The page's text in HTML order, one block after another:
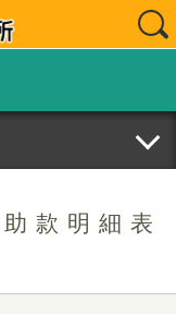
款明細表